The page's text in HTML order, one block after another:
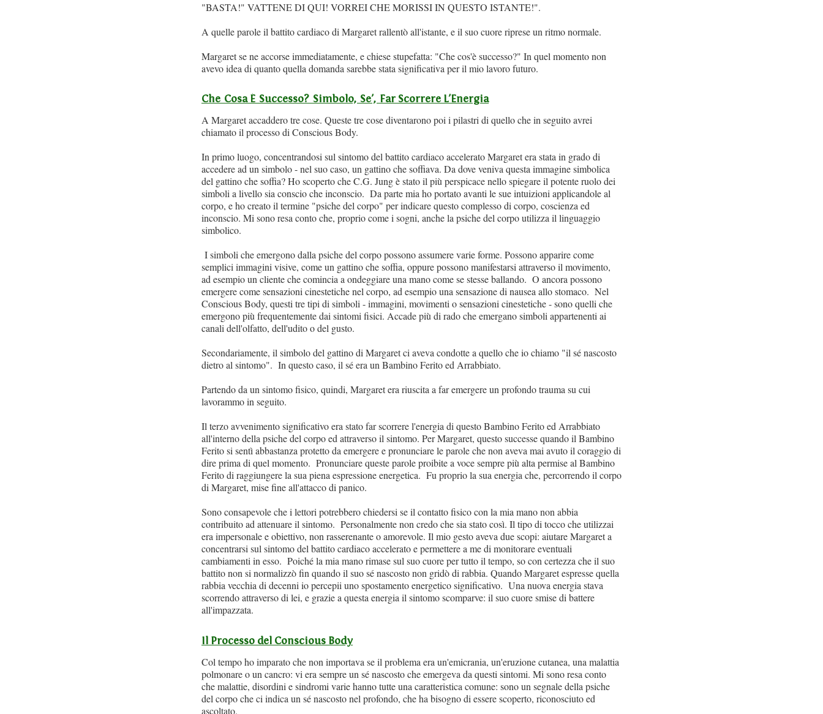
"BASTA!" VATTENE DI QUI! VORREI CHE MORISSI IN QUESTO ISTANTE!".
A quelle parole il battito cardiaco di Margaret rallentò all'istante, e il suo cuore riprese un ritmo normale.
Margaret se ne accorse immediatamente, e chiese stupefatta: "Che cos'è successo?" In quel momento non
avevo idea di quanto quella domanda sarebbe stata significativa per il mio lavoro futuro.
Che Cosa È Successo? Simbolo, Se', Far Scorrere L'Energia
A Margaret accaddero tre cose. Queste tre cose diventarono poi i pilastri di quello che in seguito avrei
chiamato il processo di Conscious Body.
In primo luogo, concentrandosi sul sintomo del battito cardiaco accelerato Margaret era stata in grado di
accedere ad un simbolo - nel suo caso, un gattino che soffiava. Da dove veniva questa immagine simbolica
del gattino che soffia? Ho scoperto che C.G. Jung è stato il più perspicace nello spiegare il potente ruolo dei
simboli a livello sia conscio che inconscio. Da parte mia ho portato avanti le sue intuizioni applicandole al
corpo, e ho creato il termine "psiche del corpo" per indicare questo complesso di corpo, coscienza ed
inconscio. Mi sono resa conto che, proprio come i sogni, anche la psiche del corpo utilizza il linguaggio
simbolico.
I simboli che emergono dalla psiche del corpo possono assumere varie forme. Possono apparire come
semplici immagini visive, come un gattino che soffia, oppure possono manifestarsi attraverso il movimento,
ad esempio un cliente che comincia a ondeggiare una mano come se stesse ballando. O ancora possono
emergere come sensazioni cinestetiche nel corpo, ad esempio una sensazione di nausea allo stomaco. Nel
Conscious Body, questi tre tipi di simboli - immagini, movimenti o sensazioni cinestetiche - sono quelli che
emergono più frequentemente dai sintomi fisici. Accade più di rado che emergano simboli appartenenti ai
canali dell'olfatto, dell'udito o del gusto.
Secondariamente, il simbolo del gattino di Margaret ci aveva condotte a quello che io chiamo "il sé nascosto
dietro al sintomo". In questo caso, il sé era un Bambino Ferito ed Arrabbiato.
Partendo da un sintomo fisico, quindi, Margaret era riuscita a far emergere un profondo trauma su cui
lavorammo in seguito.
Il terzo avvenimento significativo era stato far scorrere l'energia di questo Bambino Ferito ed Arrabbiato
all'interno della psiche del corpo ed attraverso il sintomo. Per Margaret, questo successe quando il Bambino
Ferito si sentì abbastanza protetto da emergere e pronunciare le parole che non aveva mai avuto il coraggio di
dire prima di quel momento. Pronunciare queste parole proibite a voce sempre più alta permise al Bambino
Ferito di raggiungere la sua piena espressione energetica. Fu proprio la sua energia che, percorrendo il corpo
di Margaret, mise fine all'attacco di panico.
Sono consapevole che i lettori potrebbero chiedersi se il contatto fisico con la mia mano non abbia
contribuito ad attenuare il sintomo. Personalmente non credo che sia stato così. Il tipo di tocco che utilizzai
era impersonale e obiettivo, non rasserenante o amorevole. Il mio gesto aveva due scopi: aiutare Margaret a
concentrarsi sul sintomo del battito cardiaco accelerato e permettere a me di monitorare eventuali
cambiamenti in esso. Poiché la mia mano rimase sul suo cuore per tutto il tempo, so con certezza che il suo
battito non si normalizzò fin quando il suo sé nascosto non gridò di rabbia. Quando Margaret espresse quella
rabbia vecchia di decenni io percepii uno spostamento energetico significativo. Una nuova energia stava
scorrendo attraverso di lei, e grazie a questa energia il sintomo scomparve: il suo cuore smise di battere
all'impazzata.
Il Processo del Conscious Body
Col tempo ho imparato che non importava se il problema era un'emicrania, un'eruzione cutanea, una malattia
polmonare o un cancro: vi era sempre un sé nascosto che emergeva da questi sintomi. Mi sono resa conto
che malattie, disordini e sindromi varie hanno tutte una caratteristica comune: sono un segnale della psiche
del corpo che ci indica un sé nascosto nel profondo, che ha bisogno di essere scoperto, riconosciuto ed
ascoltato.